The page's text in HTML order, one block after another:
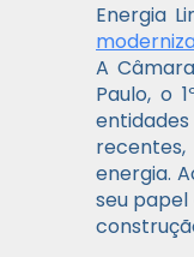
Energia
A
Paulo, o
energia.
seu